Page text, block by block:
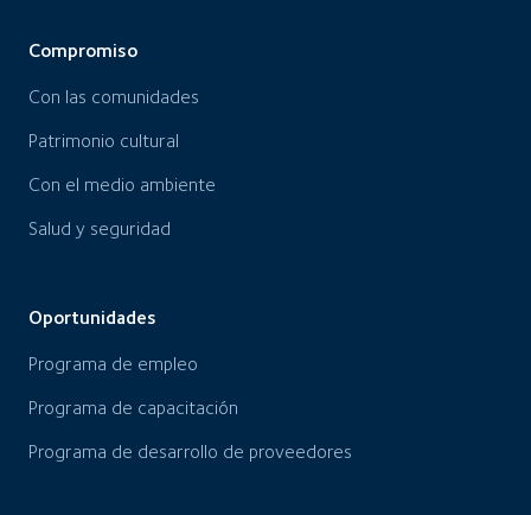
Compromiso
Con las comunidades
Patrimonio cultural
Con el medio ambiente
Salud y seguridad
Oportunidades
Programa de empleo
Programa de capacitación
Programa de desarrollo de proveedores